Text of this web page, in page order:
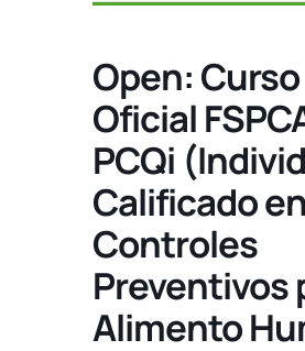
Open: Curso
Oficial
PCQi
Calificado en
Controles
Preventivos
Alimento